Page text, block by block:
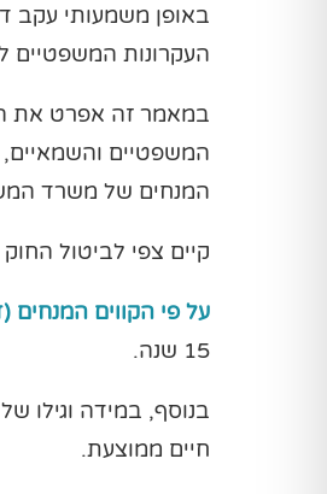
באופן משמעותי עקב
העקרונות המשפטיים
במאמר זה אפרט את
המשפטיים
המנחים של משרד
קיים צפי לביטול
על פי הקווים
15 שנה.
בנוסף, במידה וגילו
חיים ממוצעת.